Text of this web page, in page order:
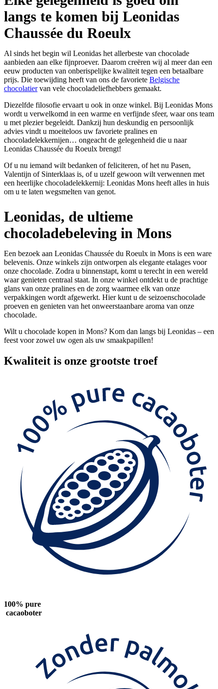
langs te komen bij Leonidas
Chaussée du Roeulx
Al sinds het begin wil Leonidas het allerbeste van chocolade
aanbieden aan elke fijnproever. Daarom creëren wij al meer dan een
eeuw producten van onberispelijke kwaliteit tegen een betaalbare
prijs. Die toewijding heeft van ons de favoriete Belgische
chocolatiervan vele chocoladeliefhebbers gemaakt.
Diezelfde filosofie ervaart u ook in onze winkel. Bij Leonidas Mons
wordt u verwelkomd in een warme en verfijnde sfeer, waar ons team
u met plezier begeleidt. Dankzij hun deskundig en persoonlijk
advies vindt u moeiteloos uw favoriete pralines en
chocoladelekkernijen… ongeacht de gelegenheid die u naar
Leonidas Chaussée du Roeulx brengt!
Of u nu iemand wilt bedanken of feliciteren, of het nu Pasen,
Valentijn of Sinterklaas is, of u uzelf gewoon wilt verwennen met
een heerlijke chocoladelekkernij: Leonidas Mons heeft alles in huis
om u te laten wegsmelten van genot.
Leonidas, de ultieme
chocoladebeleving in Mons
Een bezoek aan Leonidas Chaussée du Roeulx in Mons is een ware
belevenis. Onze winkels zijn ontworpen als elegante etalages voor
onze chocolade. Zodra u binnenstapt, komt u terecht in een wereld
waar genieten centraal staat. In onze winkel ontdekt u de prachtige
glans van onze pralines en de zorg waarmee elk van onze
verpakkingen wordt afgewerkt. Hier kunt u de seizoenschocolade
proeven en genieten van het onweerstaanbare aroma van onze
chocolade.
Wilt u chocolade kopen in Mons? Kom dan langs bij Leonidas – een
feest voor zowel uw ogen als uw smaakpapillen!
Kwaliteit is onze grootste troef
100% pure
cacaoboter